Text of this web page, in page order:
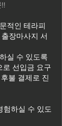
적인 테라피
장마사지 서
실 수 있도록
로 선입금 요구
불 결제로 진
험하실 수 있도